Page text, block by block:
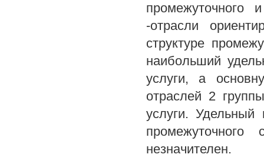
промежуточного
-отрасли
структуре
наибольший
услуги, а
отраслей 2
услуги. Удельный
незначителен.